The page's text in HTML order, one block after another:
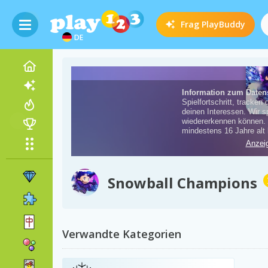
DE
Frag PlayBuddy
Snowball Champions
Verwandte Kategorien